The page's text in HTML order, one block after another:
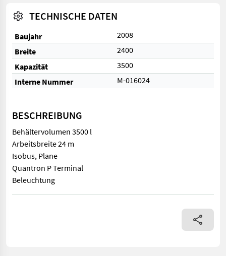
TECHNISCHE DATEN
Baujahr
2008
Breite
2400
Kapazität
3500
Interne Nummer
M-016024
BESCHREIBUNG
Behältervolumen 3500 l
Arbeitsbreite 24 m
Isobus, Plane
Quantron P Terminal
Beleuchtung
Behältervolumen 3500 l Arbeitsbreite 24 m Isobus, Plane